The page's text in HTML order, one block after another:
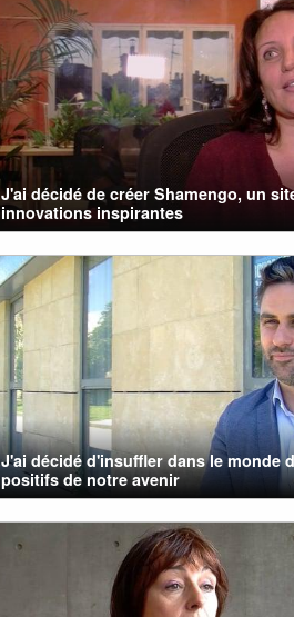
J'ai décidé de créer Shamengo, un
innovations inspirantes
J'ai décidé d'insuffler dans le monde
positifs de notre avenir